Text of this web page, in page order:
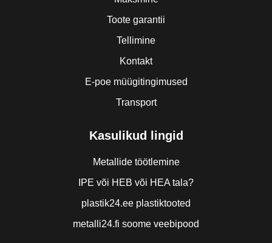
Toote garantii
Tellimine
Kontakt
E-poe müügitingimused
Transport
Kasulikud lingid
Metallide töötlemine
IPE või HEB või HEA tala?
plastik24.ee plastiktooted
metalli24.fi soome veebipood